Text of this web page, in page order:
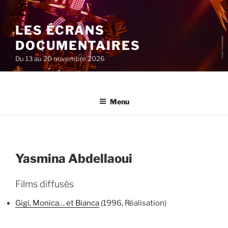
au
contenu
principal
LES ÉCRANS
DOCUMENTAIRES
Du 13 au 20 novembre 2026
Menu
Yasmina Abdellaoui
Films diffusés
Gigi, Monica… et Bianca (1996, Réalisation)